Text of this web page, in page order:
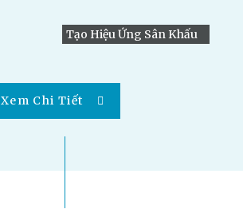
Tạo Hiệu Ứng Sân Khấu
Xem Chi Tiết